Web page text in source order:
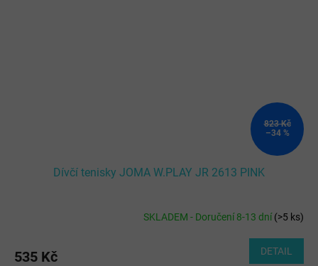
823 Kč
–34 %
Dívčí tenisky JOMA W.PLAY JR 2613 PINK
SKLADEM - Doručení 8-13 dní(>5 ks)
535 Kč DETAIL